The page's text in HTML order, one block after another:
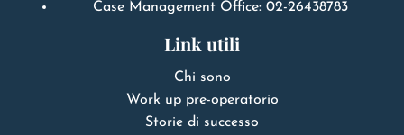
Case Management Office: 02-26438783
Link utili
Chi sono
Work up pre-operatorio
Storie di successo